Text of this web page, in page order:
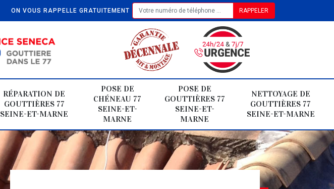
ON VOUS RAPPELLE GRATUITEMENT
RÉPARATION DE
GOUTTIÈRES 77
SEINE-ET-MARNE
POSE DE
CHÉNEAU 77
SEINE-ET-
MARNE
POSE DE
GOUTTIÈRES 77
SEINE-ET-
MARNE
NETTOYAGE DE
GOUTTIÈRES 77
SEINE-ET-MARNE